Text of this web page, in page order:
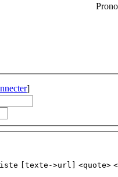
]
[texte->url] <quote>